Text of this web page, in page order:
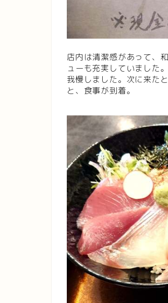
店内は清潔感があって、
ューも充実していました
我慢しました。次に来た
と、食事が到着。